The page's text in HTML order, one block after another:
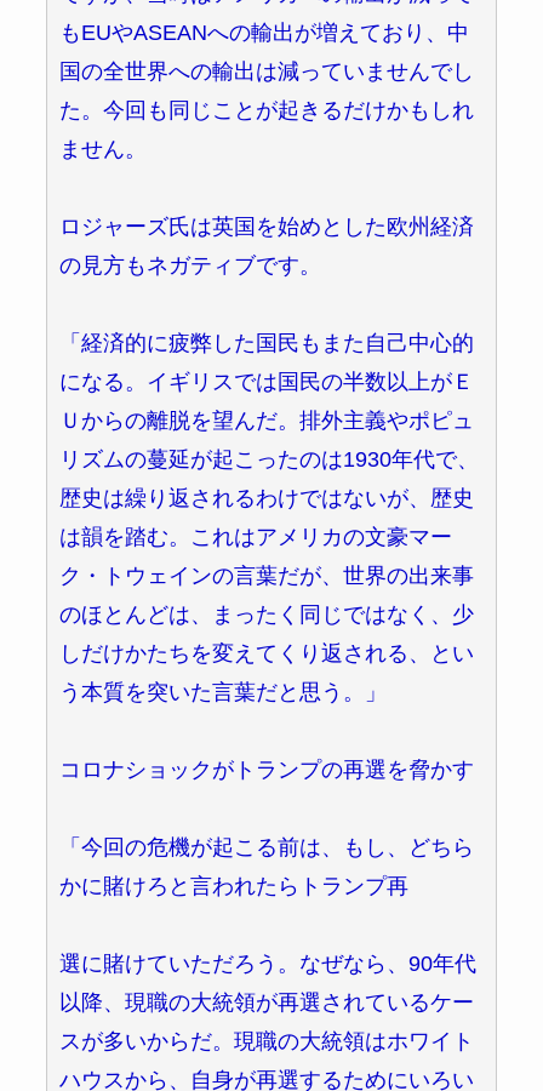
もEUやASEANへの輸出が増えており、中
国の全世界への輸出は減っていませんでし
た。今回も同じことが起きるだけかもしれ
ません。
ロジャーズ氏は英国を始めとした欧州経済
の見方もネガティブです。
「経済的に疲弊した国民もまた自己中心的
になる。イギリスでは国民の半数以上がＥ
Ｕからの離脱を望んだ。排外主義やポピュ
リズムの蔓延が起こったのは1930年代で、
歴史は繰り返されるわけではないが、歴史
は韻を踏む。これはアメリカの文豪マー
ク・トウェインの言葉だが、世界の出来事
のほとんどは、まったく同じではなく、少
しだけかたちを変えてくり返される、とい
う本質を突いた言葉だと思う。」
コロナショックがトランプの再選を脅かす
「今回の危機が起こる前は、もし、どちら
かに賭けろと言われたらトランプ再
選に賭けていただろう。なぜなら、90年代
以降、現職の大統領が再選されているケー
スが多いからだ。現職の大統領はホワイト
ハウスから、自身が再選するためにいろい